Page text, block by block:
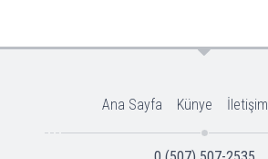
Ana Sayfa Künye İletişim